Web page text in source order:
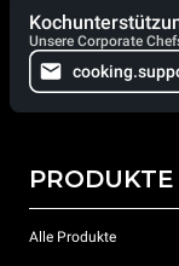
Unsere Corporate
PRODUKTE
Alle Produkte